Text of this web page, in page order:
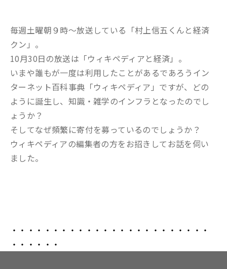
毎週土曜朝９時～放送している「村上信五くんと経済
クン」。
10月30日の放送は「ウィキペディアと経済」。
いまや誰もが一度は利用したことがあるであろうイン
ターネット百科事典「ウィキペディア」ですが、どの
ように誕生し、知識・雑学のインフラとなったのでし
ょうか？
そしてなぜ頻繁に寄付を募っているのでしょうか？
ウィキペディアの編集者の方をお招きしてお話を伺い
ました。
・・・・・・・・・・・・・・・・・・・・・・・・
・・・・・・